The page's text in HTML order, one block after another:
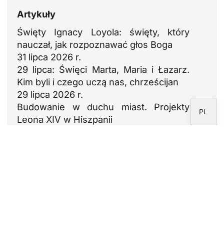
Artykuły
Święty Ignacy Loyola: święty, który
nauczał, jak rozpoznawać głos Boga
31 lipca 2026 r.
29 lipca: Święci Marta, Maria i Łazarz.
Kim byli i czego uczą nas, chrześcijan
29 lipca 2026 r.
Budowanie w duchu miast. Projekty
Leona XIV w Hiszpanii
PL